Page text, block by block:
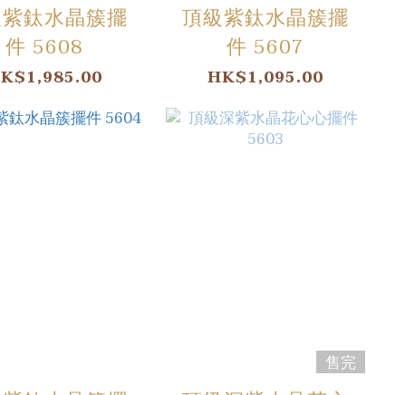
鈦水晶簇擺
件 5608
頂級紫鈦水晶簇擺
件 5607
HK$1,095.00
售完